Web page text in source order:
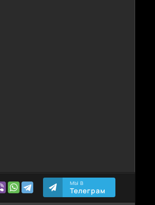
МЫ В
Телеграм